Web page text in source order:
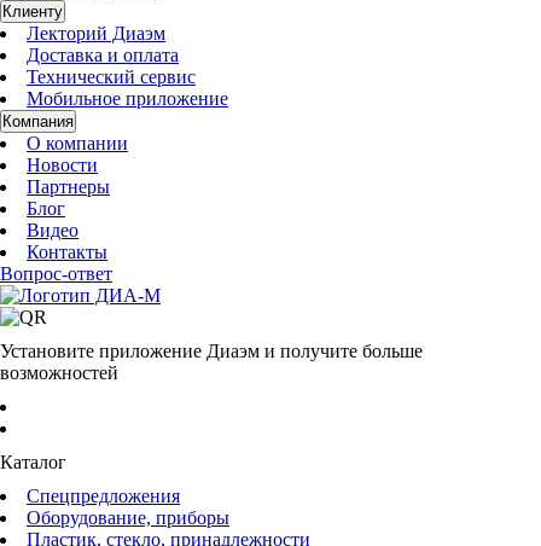
Клиенту
Лекторий Диаэм
Доставка и оплата
Технический сервис
Мобильное приложение
Компания
О компании
Новости
Партнеры
Блог
Видео
Контакты
Вопрос-ответ
Установите приложение Диаэм и получите больше
возможностей
Каталог
Спецпредложения
Оборудование, приборы
Пластик, стекло, принадлежности